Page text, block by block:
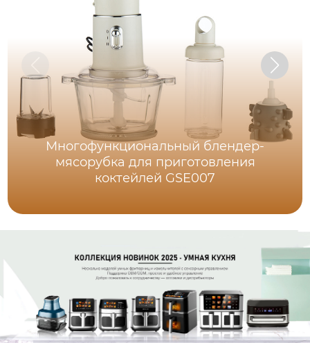
Многофункциональный блендер-
мясорубка для приготовления
коктейлей GSE007